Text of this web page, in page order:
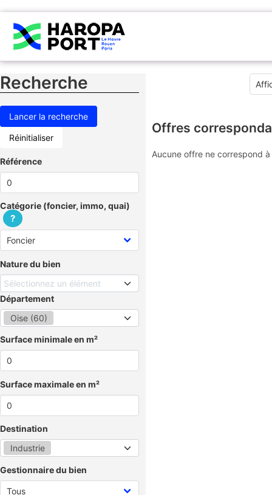
Recherche
Réinitialiser
Référence
Catégorie (foncier, immo, quai)
?
Nature du bien
Sélectionnez un élément
Département
Oise (60)
Surface minimale en m²
Surface maximale en m²
Destination
Industrie
Gestionnaire du bien
Offres
Aucune offre ne correspond